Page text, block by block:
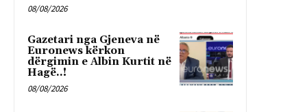
08/08/2026
Gazetari nga Gjeneva në
Euronews kërkon
dërgimin e Albin Kurtit në
Hagë..!
08/08/2026